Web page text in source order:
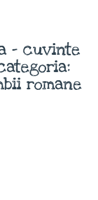
- cuvinte
romane